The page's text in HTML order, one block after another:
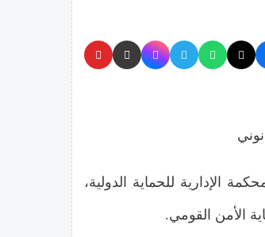
الإدارية للحماية الدولية،
الأمن القومي.